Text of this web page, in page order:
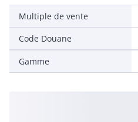
Multiple de vente
Code Douane
Gamme